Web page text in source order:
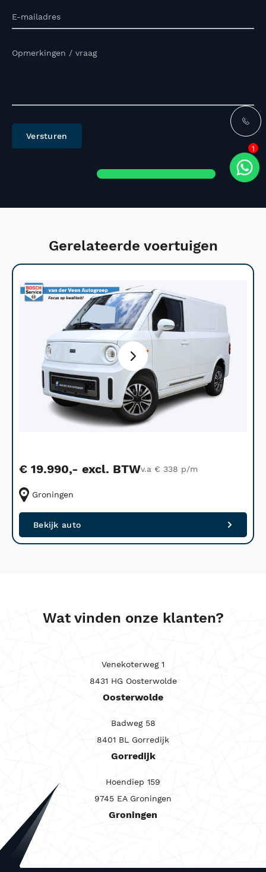
1
E-mailadres
Opmerkingen / vraag
Versturen
Gerelateerde voertuigen
€ 19.990,- excl. BTW v.a € 338 p/m
Groningen
Bekijk auto
Wat vinden onze klanten?
Venekoterweg 1
8431 HG Oosterwolde
Oosterwolde
Badweg 58
8401 BL Gorredijk
Gorredijk
Hoendiep 159
9745 EA Groningen
Groningen